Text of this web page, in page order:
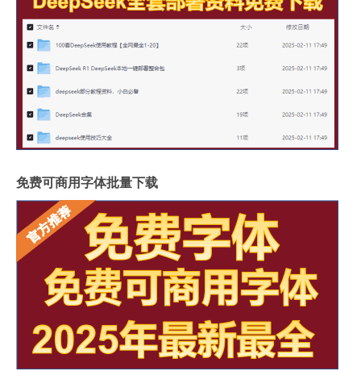
免费可商用字体批量下载